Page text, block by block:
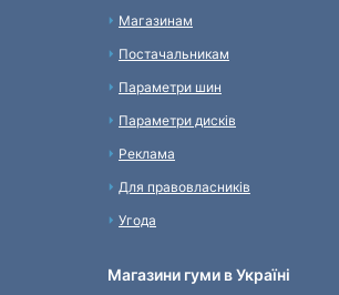
Магазинам
Постачальникам
Параметри шин
Параметри дисків
Реклама
Для правовласників
Угода
Магазини гуми в Україні